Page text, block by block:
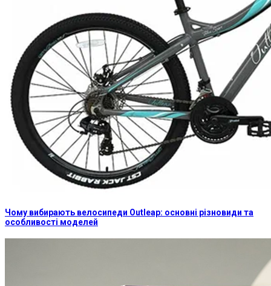
Чому вибирають велосипеди Outleap: основні різновиди та
особливості моделей